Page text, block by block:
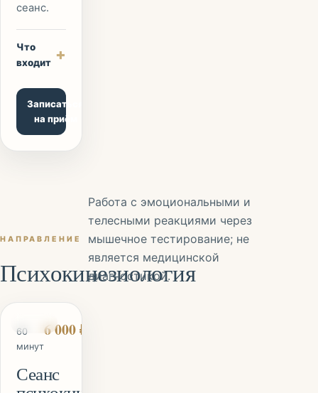
сеанс.
Что
входит +
Записаться
на приём
НАПРАВЛЕНИЕ
Психокинезиология
Работа с эмоциональными и
телесными реакциями через
мышечное тестирование; не
является медицинской
диагностикой.
60
минут
6 000 ₽
Сеанс